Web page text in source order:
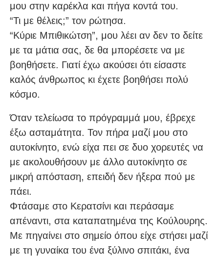
μου στην καρέκλα και πήγα κοντά του.
“Τι με θέλεις;” τον ρώτησα.
“Κύριε Μπιθικώτση”, μου λέει αν δεν το δείτε
με τα μάτια σας, δε θα μπορέσετε να με
βοηθήσετε. Γιατί έχω ακούσει ότι είσαστε
καλός άνθρωπος κι έχετε βοηθήσει πολύ
κόσμο.
Όταν τελείωσα το πρόγραμμά μου, έβρεχε
έξω ασταμάτητα. Τον πήρα μαζί μου στο
αυτοκίνητο, ενώ είχα πει σε δυο χορευτές να
με ακολουθήσουν με άλλο αυτοκίνητο σε
μικρή απόσταση, επειδή δεν ήξερα πού με
πάει.
Φτάσαμε στο Κερατσίνι και περάσαμε
απέναντι, στα καταπατημένα της Κούλουρης.
Με πηγαίνει στο σημείο όπου είχε στήσει μαζί
με τη γυναίκα του ένα ξύλινο σπιτάκι, ένα